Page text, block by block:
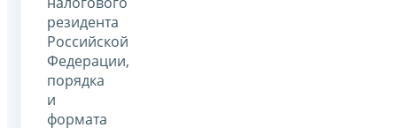
резидента
Российской
Федерации,
порядка
и
формата